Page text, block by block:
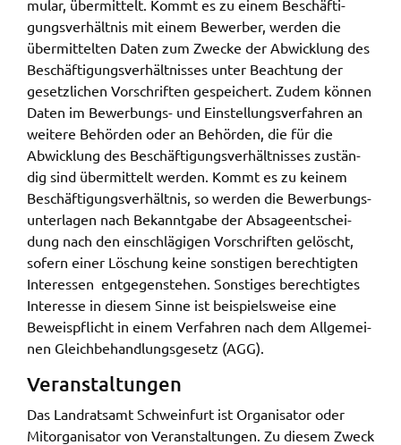
mu­lar, über­mit­telt. Kommt es zu einem Beschäf­ti­
gungs­ver­hält­nis mit einem Bewer­ber, werden die
über­mit­tel­ten Daten zum Zwecke der Abwick­lung des
Beschäf­ti­gungs­ver­hält­nis­ses unter Beach­tung der
gesetz­li­chen Vorschrif­ten gespei­chert. Zudem können
Daten im Bewer­bungs- und Einstel­lungs­ver­fah­ren an
weite­re Behör­den oder an Behör­den, die für die
Abwick­lung des Beschäf­ti­gungs­ver­hält­nis­ses zustän­
dig sind über­mit­telt werden. Kommt es zu keinem
Beschäf­ti­gungs­ver­hält­nis, so werden die Bewer­bungs­
un­ter­la­gen nach Bekannt­ga­be der Absa­ge­ent­schei­
dung nach den einschlä­gi­gen Vorschrif­ten gelöscht,
sofern einer Löschung keine sons­ti­gen berech­tig­ten
Inter­es­sen entge­gen­ste­hen. Sons­ti­ges berech­tig­tes
Inter­es­se in diesem Sinne ist beispiels­wei­se eine
Beweis­pflicht in einem Verfah­ren nach dem Allge­mei­
nen Gleich­be­hand­lungs­ge­setz (AGG).
Veran­stal­tun­gen
Das Land­rats­amt Schwein­furt ist Orga­ni­sa­tor oder
Mitor­ga­ni­sa­tor von Veran­stal­tun­gen. Zu diesem Zweck